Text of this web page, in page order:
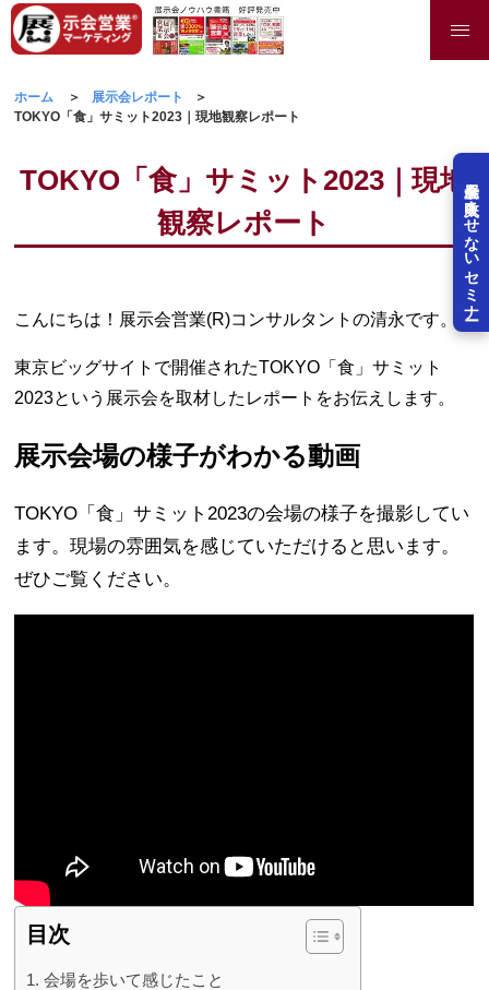
展示会を失敗させないセミナー
ホーム
展示会レポート
TOKYO「食」サミット2023｜現地観察レポート
TOKYO「食」サミット2023｜現地
観察レポート
こんにちは！展示会営業(R)コンサルタントの清永です。
東京ビッグサイトで開催されたTOKYO「食」サミット
2023という展示会を取材したレポートをお伝えします。
展示会場の様子がわかる動画
TOKYO「食」サミット2023の会場の様子を撮影してい
ます。現場の雰囲気を感じていただけると思います。
ぜひご覧ください。
目次
会場を歩いて感じたこと